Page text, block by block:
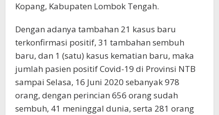
Kopang, Kabupaten Lombok Tengah.
Dengan adanya tambahan 21 kasus baru
terkonfirmasi positif, 31 tambahan sembuh
baru, dan 1 (satu) kasus kematian baru, maka
jumlah pasien positif Covid-19 di Provinsi NTB
sampai Selasa, 16 Juni 2020 sebanyak 978
orang, dengan perincian 656 orang sudah
sembuh, 41 meninggal dunia, serta 281 orang